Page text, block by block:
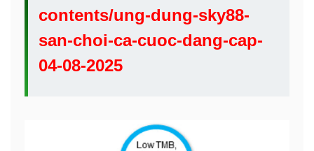
contents/ung-dung-sky88-
san-choi-ca-cuoc-dang-cap-
04-08-2025